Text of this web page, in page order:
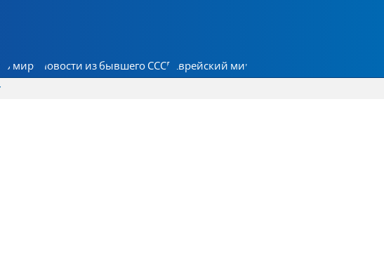
В мире Новости из бывшего СССР Еврейский мир